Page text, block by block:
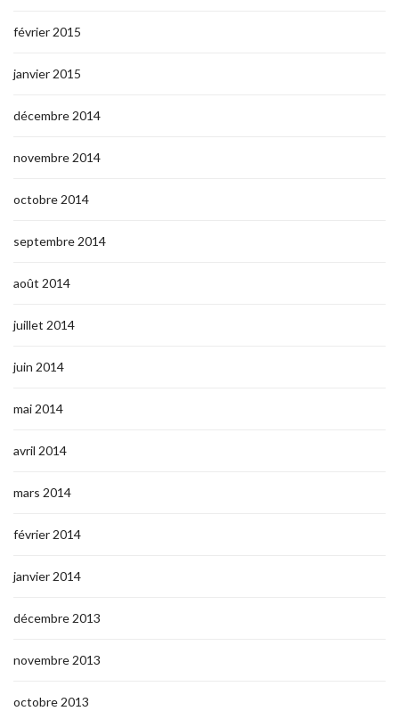
février 2015
janvier 2015
décembre 2014
novembre 2014
octobre 2014
septembre 2014
août 2014
juillet 2014
juin 2014
mai 2014
avril 2014
mars 2014
février 2014
janvier 2014
décembre 2013
novembre 2013
octobre 2013